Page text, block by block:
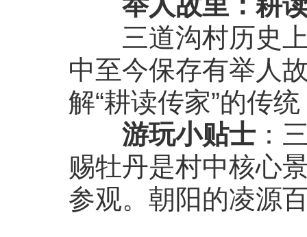
三道沟村历史上
中至今保存有举人
解“耕读传家”的传
游玩小贴士 ：
赐牡丹是村中核心
参观。朝阳的凌源